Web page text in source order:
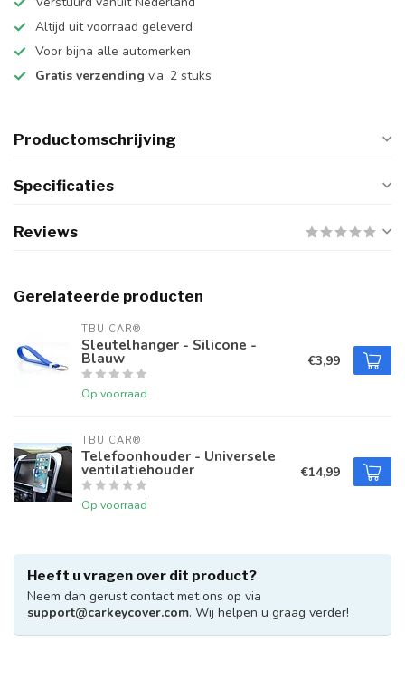
Altijd uit voorraad geleverd
Voor bijna alle automerken
Gratis verzending v.a. 2 stuks
Productomschrijving
Specificaties
Reviews
Gerelateerde producten
TBU CAR®
Sleutelhanger - Silicone -
Blauw
Op voorraad
€3,99
TBU CAR®
Telefoonhouder - Universele
ventilatiehouder
Op voorraad
€14,99
Heeft u vragen over dit product?
Neem dan gerust contact met ons op via
support@carkeycover.com. Wij helpen u graag verder!